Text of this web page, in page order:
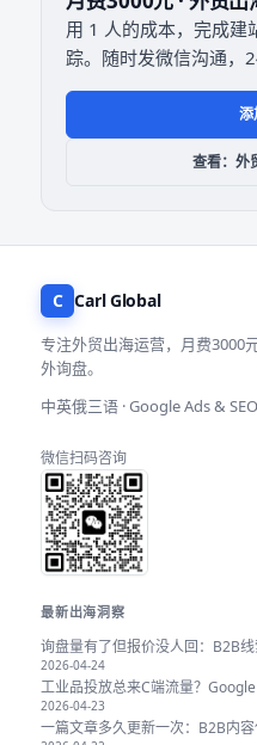
用 1 人的成本，完成建
踪。随时发微信沟通，
添
查看：外
C Carl Global
专注外贸出海运营，月费3000
外询盘。
中英俄三语 · Google Ads &
微信扫码咨询
最新出海洞察
询盘量有了但报价没人回：B2B
2026-04-24
工业品投放总来C端流量？
2026-04-23
一篇文章多久更新一次：B2B内